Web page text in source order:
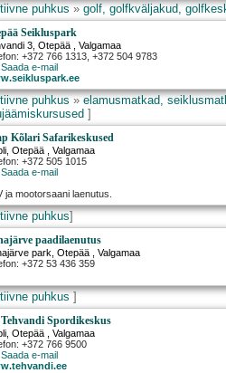
puhkus»golf, golfkväljakud,
Seikluspark
3 ,Otepää , Valgamaa
+372 766 1313, +372 504 9783
Saada e-mail
puhkus»elamusmatkad,
]
Kõlari Safarikeskused
,Otepää , Valgamaa
+372 505 1015
Saada e-mail
ja mootorsaani laenutus.
puhkus]
paadilaenutus
park ,Otepää , Valgamaa
+372 53 436 359
puhkus ]
Spordikeskus
,Otepää , Valgamaa
+372 766 9500
Saada e-mail